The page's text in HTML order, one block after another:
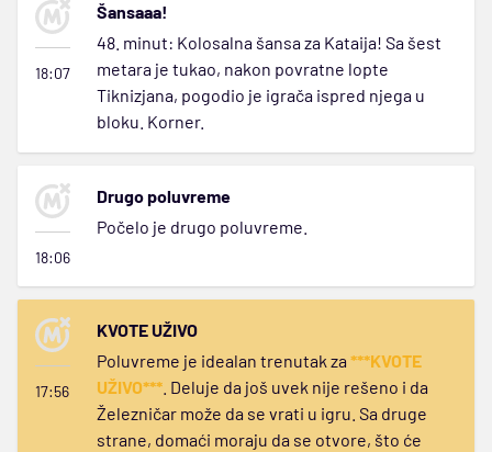
18:07
Šansaaa!
48. minut: Kolosalna šansa za Kataija! Sa šest
metara je tukao, nakon povratne lopte
Tiknizjana, pogodio je igrača ispred njega u
bloku. Korner.
18:06
Drugo poluvreme
Počelo je drugo poluvreme.
17:56
KVOTE UŽIVO
Poluvreme je idealan trenutak za ***KVOTE
UŽIVO*** . Deluje da još uvek nije rešeno i da
Železničar može da se vrati u igru. Sa druge
strane, domaći moraju da se otvore, što će